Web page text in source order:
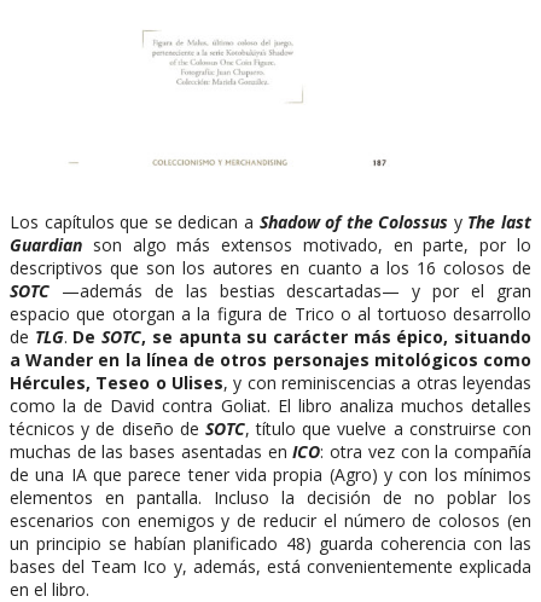
Los capítulos que se dedican a Shadow of the Colossus y The last
Guardian son algo más extensos motivado, en parte, por lo
descriptivos que son los autores en cuanto a los 16 colosos de
SOTC —además de las bestias descartadas— y por el gran
espacio que otorgan a la figura de Trico o al tortuoso desarrollo
de TLG. DeSOTC, se apunta su carácter más épico, situando
a Wander en la línea de otros personajes mitológicos como
Hércules, Teseo o Ulises, y con reminiscencias a otras leyendas
como la de David contra Goliat. El libro analiza muchos detalles
técnicos y de diseño de SOTC, título que vuelve a construirse con
muchas de las bases asentadas enICO: otra vez con la compañía
de una IA que parece tener vida propia (Agro) y con los mínimos
elementos en pantalla. Incluso la decisión de no poblar los
escenarios con enemigos y de reducir el número de colosos (en
un principio se habían planificado 48) guarda coherencia con las
bases del Team Ico y, además, está convenientemente explicada
en el libro.